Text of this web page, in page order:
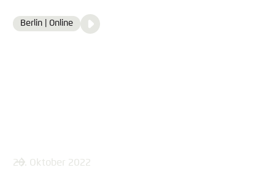
Location
Berlin | Online
Media
Video
26. Oktober 2022